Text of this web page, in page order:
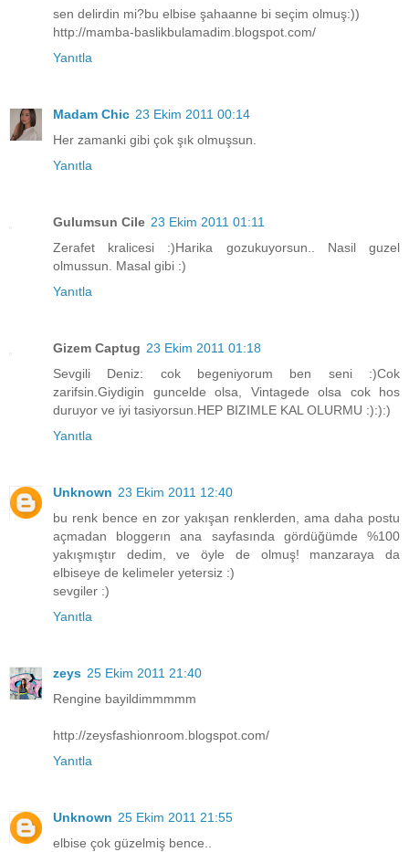
sen delirdin mi?bu elbise şahaanne bi seçim olmuş:))
http://mamba-baslikbulamadim.blogspot.com/
Yanıtla
Madam Chic 23 Ekim 2011 00:14
Her zamanki gibi çok şık olmuşsun.
Yanıtla
Gulumsun Cile 23 Ekim 2011 01:11
Zerafet kralicesi :)Harika gozukuyorsun.. Nasil guzel
olmussun. Masal gibi :)
Yanıtla
Gizem Captug 23 Ekim 2011 01:18
Sevgili Deniz: cok begeniyorum ben seni :)Cok
zarifsin.Giydigin guncelde olsa, Vintagede olsa cok hos
duruyor ve iyi tasiyorsun.HEP BIZIMLE KAL OLURMU :):):)
Yanıtla
Unknown 23 Ekim 2011 12:40
bu renk bence en zor yakışan renklerden, ama daha postu
açmadan bloggerın ana sayfasında gördüğümde %100
yakışmıştır dedim, ve öyle de olmuş! manzaraya da
elbiseye de kelimeler yetersiz :)
sevgiler :)
Yanıtla
zeys 25 Ekim 2011 21:40
Rengine bayildimmmmm
http://zeysfashionroom.blogspot.com/
Yanıtla
Unknown 25 Ekim 2011 21:55
elbise çok güzelmiş bence..